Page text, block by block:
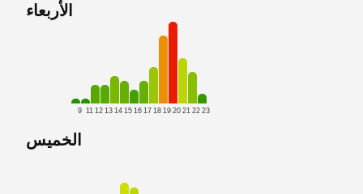
الأربعاء
9 11 12 13 14 15 16 17 18 19 20 21 22 23
الخميس